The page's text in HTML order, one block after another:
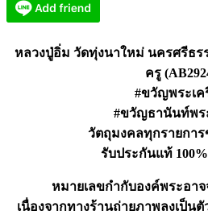
ไหว้
บารมี
หลวงปู่อิ่ม วัดทุ่งนาใหม่ นครศรีธร
ครู
#ขวัญพระเค
#ขวัญธานันท์พร
วัตถุมงคลทุกรายการ
รับประกันแท้
หมายเลขกำกับองค์พระอา
เนื่องจากทางร้านถ่ายภาพลงเป็นตั